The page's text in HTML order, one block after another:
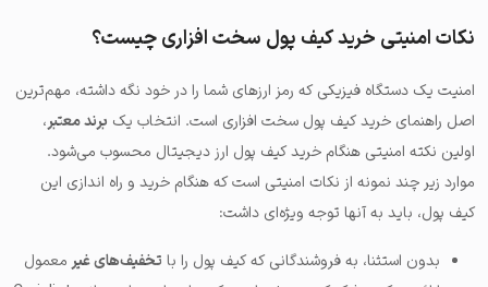
نکات امنیتی خرید کیف پول سخت افزاری چیست؟
امنیت یک دستگاه فیزیکی که رمز ارزهای شما را در خود نگه داشته، مهم‌ترین
اصل راهنمای خرید کیف پول سخت افزاری است. انتخاب یک برند معتبر،
اولین نکته امنیتی هنگام خرید کیف پول ارز دیجیتال محسوب می‌شود.
موارد زیر چند نمونه از نکات امنیتی است که هنگام خرید و راه اندازی این
کیف پول، باید به آنها توجه ویژه‌ای داشت:
بدون استثنا، به فروشندگانی که کیف پول را با تخفیف‌های غیر معمول